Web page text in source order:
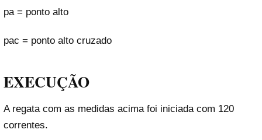
pa = ponto alto
pac = ponto alto cruzado
EXECUÇÃO
A regata com as medidas acima foi iniciada com 120
correntes.